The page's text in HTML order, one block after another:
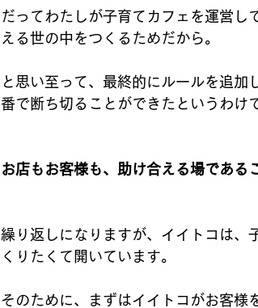
だってわたしが子育てカフェを運営し
える世の中をつくるためだから。
と思い至って、最終的にルールを追
番で断ち切ることができたというわけ
お店もお客様も、助け合える場である
繰り返しになりますが、イイトコは、
くりたくて開いています。
そのために、まずはイイトコがお客様